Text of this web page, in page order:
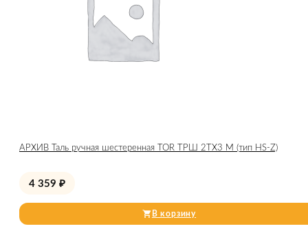
АРХИВ Таль ручная шестеренная TOR ТРШ 2ТХ3 М (тип HS-Z)
4 359 ₽
В корзину